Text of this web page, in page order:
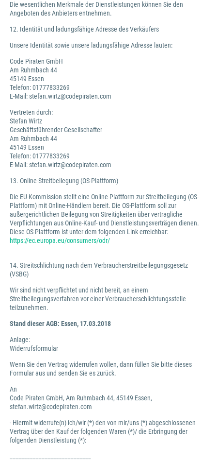
Die wesentlichen Merkmale der Dienstleistungen können Sie den
Angeboten des Anbieters entnehmen.
12. Identität und ladungsfähige Adresse des Verkäufers
Unsere Identität sowie unsere ladungsfähige Adresse lauten:
Code Piraten GmbH
Am Ruhmbach 44
45149 Essen
Telefon: 01777833269
E-Mail: stefan.wirtz@codepiraten.com
Vertreten durch:
Stefan Wirtz
Geschäftsführender Gesellschafter
Am Ruhmbach 44
45149 Essen
Telefon: 01777833269
E-Mail: stefan.wirtz@codepiraten.com
13. Online-Streitbeilegung (OS-Plattform)
Die EU-Kommission stellt eine Online-Plattform zur Streitbeilegung (OS-
Plattform) mit Online-Händlern bereit. Die OS-Plattform soll zur
außergerichtlichen Beilegung von Streitigkeiten über vertragliche
Verpflichtungen aus Online-Kauf- und Dienstleistungsverträgen dienen.
Diese OS-Plattform ist unter dem folgenden Link erreichbar:
https://ec.europa.eu/consumers/odr/
14. Streitschlichtung nach dem Verbraucherstreitbeilegungsgesetz
(VSBG)
Wir sind nicht verpflichtet und nicht bereit, an einem
Streitbeilegungsverfahren vor einer Verbraucherschlichtungsstelle
teilzunehmen.
Stand dieser AGB: Essen, 17.03.2018
Anlage:
Widerrufsformular
Wenn Sie den Vertrag widerrufen wollen, dann füllen Sie bitte dieses
Formular aus und senden Sie es zurück.
An
Code Piraten GmbH, Am Ruhmbach 44, 45149 Essen,
stefan.wirtz@codepiraten.com
- Hiermit widerrufe(n) ich/wir (*) den von mir/uns (*) abgeschlossenen
Vertrag über den Kauf der folgenden Waren (*)/ die Erbringung der
folgenden Dienstleistung (*):